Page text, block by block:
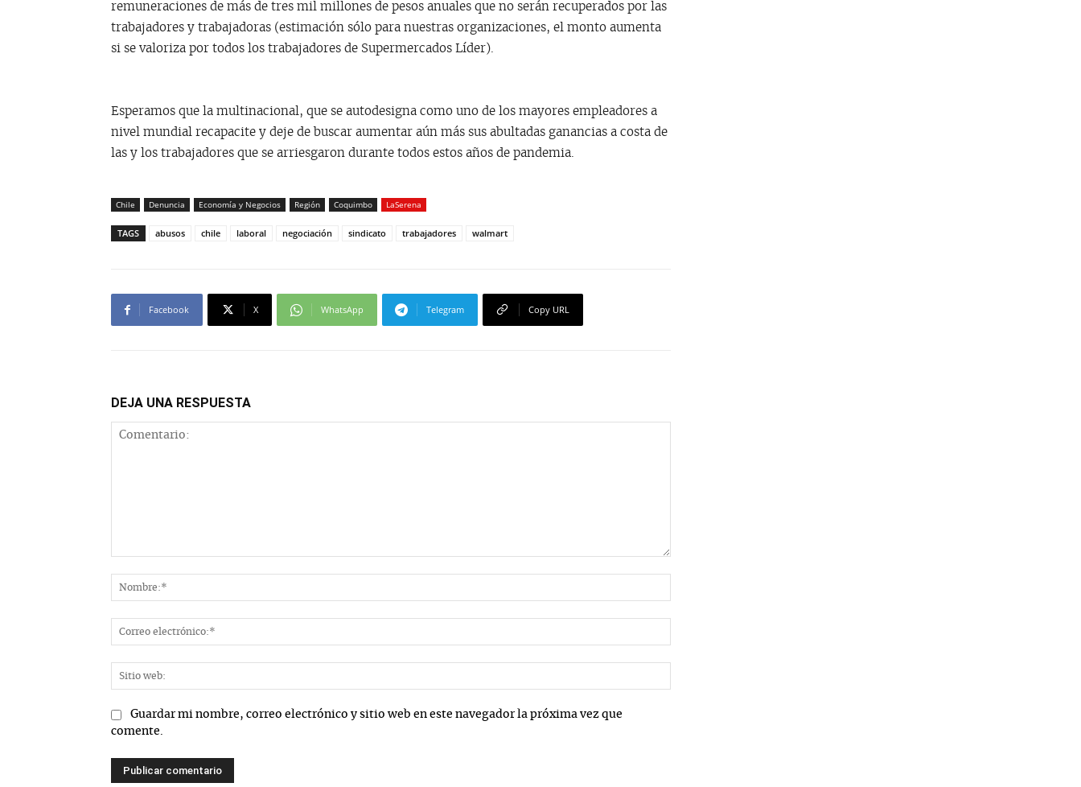
remuneraciones de más de tres mil millones de pesos anuales que no serán recuperados por las
trabajadores y trabajadoras (estimación sólo para nuestras organizaciones, el monto aumenta
si se valoriza por todos los trabajadores de Supermercados Líder).
Esperamos que la multinacional, que se autodesigna como uno de los mayores empleadores a
nivel mundial recapacite y deje de buscar aumentar aún más sus abultadas ganancias a costa de
las y los trabajadores que se arriesgaron durante todos estos años de pandemia.
Chile Denuncia Economía y Negocios Región Coquimbo LaSerena
TAGS abusos chile laboral negociación sindicato trabajadores walmart
Facebook X WhatsApp Telegram Copy URL
DEJA UNA RESPUESTA
Guardar mi nombre, correo electrónico y sitio web en este navegador la próxima vez que
comente.